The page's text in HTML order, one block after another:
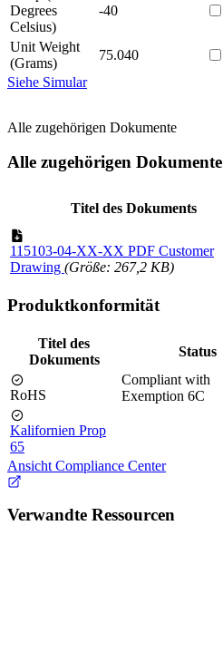
Degrees
Celsius)
-40
Unit Weight
(Grams)
75.040
Siehe Simular
Alle zugehörigen Dokumente
Alle zugehörigen Dokumente
Titel des Dokuments
115103-04-XX-XX PDF Customer
Drawing (Größe: 267,2 KB)
Produktkonformität
Titel des
Dokuments
Status
RoHS
Compliant with
Exemption 6C
Kalifornien Prop
65
Ansicht Compliance Center
Verwandte Ressourcen